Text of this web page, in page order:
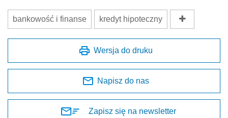
bankowość i finanse kredyt hipoteczny
Wersja do druku
Napisz do nas
Zapisz się na newsletter